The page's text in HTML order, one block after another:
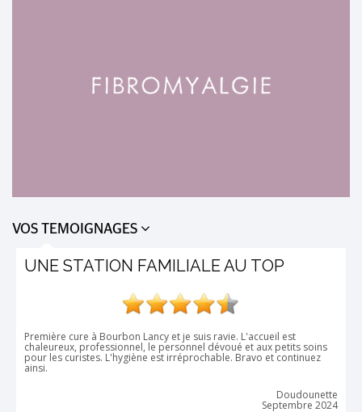
VOS TEMOIGNAGES
AU TOP
L'accueil est
et aux petits soins
Bravo et continuez
AOÛT 2024
Mais quelle belle expérience pour maman
thermes beaucoup plus "industrielles", trop
son retour d' expérience a été incroyable,
petit village ! Maman est ravie, en forme et